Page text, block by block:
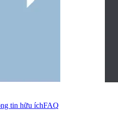
tin hữu íchFAQ